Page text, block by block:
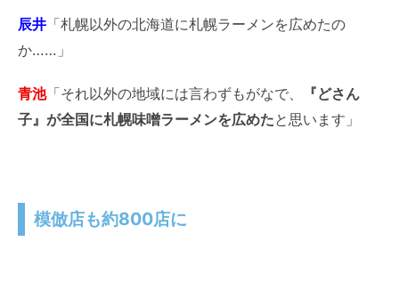
辰井 「札幌以外の北海道に札幌ラーメンを広めたの
か……」
青池「それ以外の地域には言わずもがなで、
『どさん
子』が全国に札幌味噌ラーメンを広めたと思います」
模倣店も約800店に